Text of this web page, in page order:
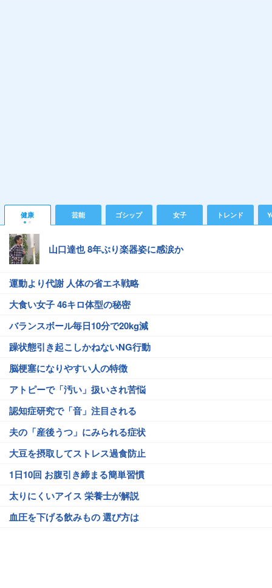
健康 芸能 ゴシップ 女子 トレンド
山口達也 8年ぶり楽器姿に感涙か
運動より代謝 人体の省エネ戦略
大食い女子 46キロ体型の秘密
バランスボール毎日10分で20kg減
躁状態引き起こしかねないNG行動
脳梗塞になりやすい人の特徴
アトピーで「汚い」扱いされ苦悩
認知症研究で「音」注目される
夫の「産後うつ」にみられる症状
大豆を摂取してストレス過食防止
1日10回 お腹引き締まる簡単習慣
太りにくいアイス 栄養士が解説
血圧を下げる飲みもの 選び方は